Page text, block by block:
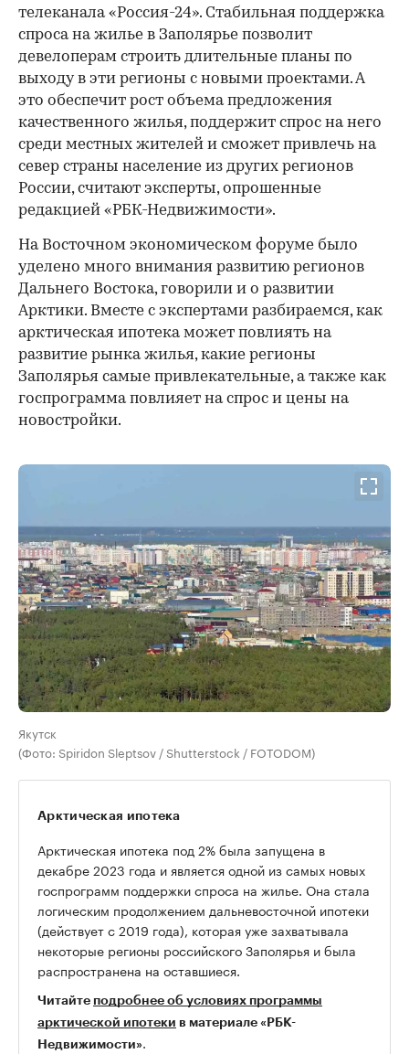
телеканала «Россия-24». Стабильная поддержка
спроса на жилье в Заполярье позволит
девелоперам строить длительные планы по
выходу в эти регионы с новыми проектами. А
это обеспечит рост объема предложения
качественного жилья, поддержит спрос на него
среди местных жителей и сможет привлечь на
север страны население из других регионов
России, считают эксперты, опрошенные
редакцией «РБК-Недвижимости».
На Восточном экономическом форуме было
уделено много внимания развитию регионов
Дальнего Востока, говорили и о развитии
Арктики. Вместе с экспертами разбираемся, как
арктическая ипотека может повлиять на
развитие рынка жилья, какие регионы
Заполярья самые привлекательные, а также как
госпрограмма повлияет на спрос и цены на
новостройки.
Якутск
(Фото: Spiridon Sleptsov / Shutterstock / FOTODOM)
Арктическая ипотека
Арктическая ипотека под 2% была запущена в
декабре 2023 года и является одной из самых новых
госпрограмм поддержки спроса на жилье. Она стала
логическим продолжением дальневосточной ипотеки
(действует с 2019 года), которая уже захватывала
некоторые регионы российского Заполярья и была
распространена на оставшиеся.
Читайте подробнее об условиях программы
арктической ипотеки в материале «РБК-
Недвижимости».